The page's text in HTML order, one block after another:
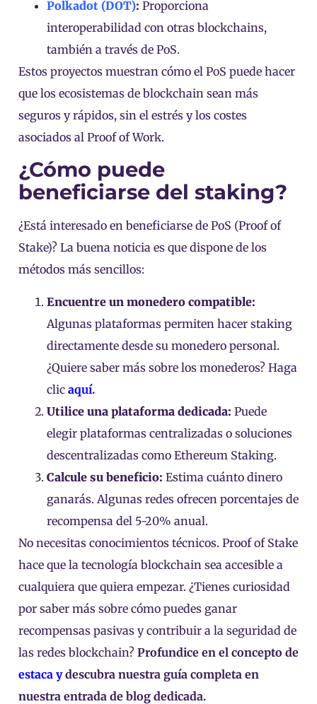
Polkadot (DOT): Proporciona
interoperabilidad con otras blockchains,
también a través de PoS.
Estos proyectos muestran cómo el PoS puede hacer
que los ecosistemas de blockchain sean más
seguros y rápidos, sin el estrés y los costes
asociados al Proof of Work.
¿Cómo puede
beneficiarse del staking?
¿Está interesado en beneficiarse de PoS (Proof of
Stake)? La buena noticia es que dispone de los
métodos más sencillos:
Encuentre un monedero compatible:
Algunas plataformas permiten hacer staking
directamente desde su monedero personal.
¿Quiere saber más sobre los monederos? Haga
clic aquí.
Utilice una plataforma dedicada: Puede
elegir plataformas centralizadas o soluciones
descentralizadas como Ethereum Staking.
Calcule su beneficio: Estima cuánto dinero
ganarás. Algunas redes ofrecen porcentajes de
recompensa del 5-20% anual.
No necesitas conocimientos técnicos. Proof of Stake
hace que la tecnología blockchain sea accesible a
cualquiera que quiera empezar. ¿Tienes curiosidad
por saber más sobre cómo puedes ganar
recompensas pasivas y contribuir a la seguridad de
las redes blockchain? Profundice en el concepto de
estaca ydescubra nuestra guía completa en
nuestra entrada de blog dedicada.